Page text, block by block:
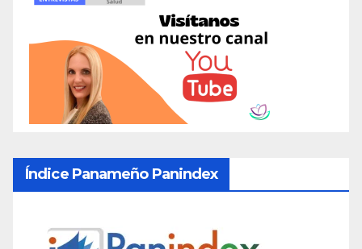
Índice Panameño Panindex